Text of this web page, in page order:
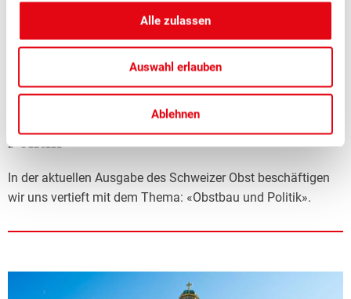
Alle zulassen
Auswahl erlauben
Ablehnen
30.06.2026 ■ Mitgliedermagazin, Politik, Publikationen
Schweizer Obst 3/2026: Obstbau und
Politik
In der aktuellen Ausgabe des Schweizer Obst beschäftigen
wir uns vertieft mit dem Thema: «Obstbau und Politik».